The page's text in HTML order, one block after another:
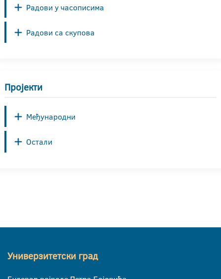
Радови у часописима
Радови са скупова
Пројекти
Међународни
Остали
Универзитетски град